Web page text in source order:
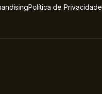
Política de Privacidade